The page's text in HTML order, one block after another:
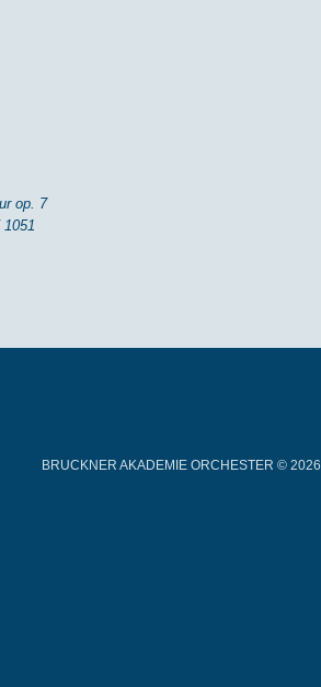
op. 7
BRUCKNER AKADEMIE ORCHESTER © 2026